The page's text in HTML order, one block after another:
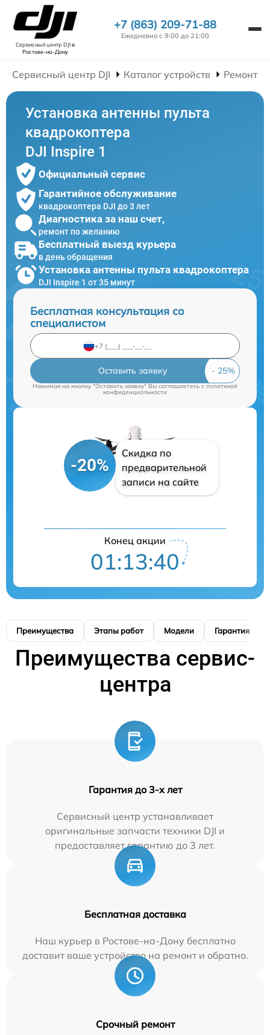
Сервисный центр DJIв
Ростове-на-Дону
+7 (863) 209-71-88
Ежедневно с 9:00 до 21:00
Сервисный центр DJI Каталог устройств Ремонт
Установка антенны пульта
квадрокоптера
DJI Inspire 1
Официальный сервис
Гарантийное обслуживание
квадрокоптера DJI до 3 лет
Диагностика за наш счет,
ремонт по желанию
Бесплатный выезд курьера
в день обращения
Установка антенны пульта квадрокоптера
DJI Inspire 1 от 35 минут
Бесплатная консультация со
специалистом
Оставить заявку
Нажимая на кнопку "Оставить заявку" Вы соглашаетесь cполитикой
конфиденциальности
-20%
Скидка по
предварительной
записи на сайте
Конец акции
01:13:39
Преимущества Этапы работ Модели Гарантия
Преимущества сервис-
центра
Гарантия до 3-х лет
Сервисный центр устанавливает
оригинальные запчасти техники DJI и
предоставляет гарантию до 3 лет.
Бесплатная доставка
Наш курьер в Ростове-на-Дону бесплатно
доставит ваше устройство на ремонт и обратно.
Срочный ремонт